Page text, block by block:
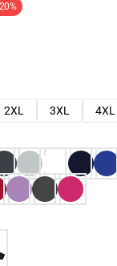
2XL 3XL 4XL